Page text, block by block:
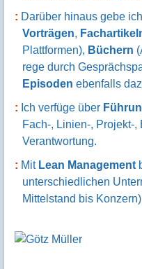
Darüber hinaus gebe
Vorträgen,
Plattformen), Büchern
rege durch
Episoden ebenfalls
Ich verfüge über
Fach-, Linien-, Projekt-
Verantwortung.
Mit Lean Management
unterschiedlichen
Mittelstand bis